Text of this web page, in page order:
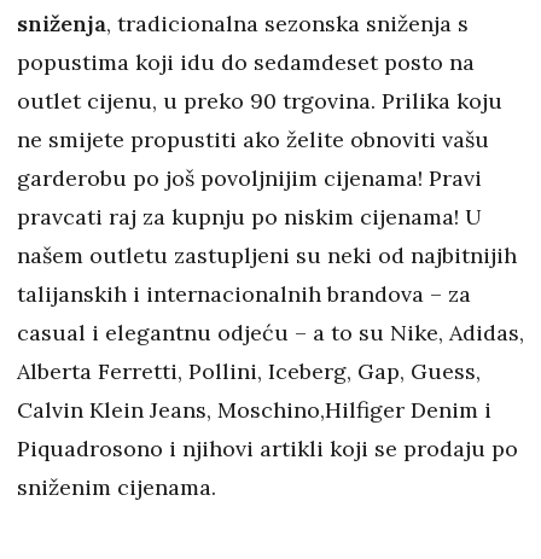
sniženja, tradicionalna sezonska sniženja s
popustima koji idu do sedamdeset posto na
outlet cijenu, u preko 90 trgovina. Prilika koju
ne smijete propustiti ako želite obnoviti vašu
garderobu po još povoljnijim cijenama! Pravi
pravcati raj za kupnju po niskim cijenama! U
našem outletu zastupljeni su neki od najbitnijih
talijanskih i internacionalnih brandova – za
casual i elegantnu odjeću – a to su Nike, Adidas,
Alberta Ferretti, Pollini, Iceberg, Gap, Guess,
Calvin Klein Jeans, Moschino,Hilfiger Denim i
Piquadrosono i njihovi artikli koji se prodaju po
sniženim cijenama.